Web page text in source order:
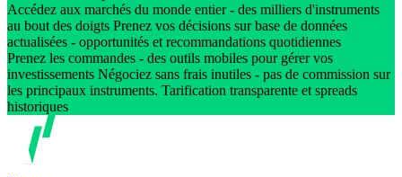
Accédez aux marchés du monde entier - des milliers d'instruments
au bout des doigts Prenez vos décisions sur base de données
actualisées - opportunités et recommandations quotidiennes
Prenez les commandes - des outils mobiles pour gérer vos
investissements Négociez sans frais inutiles - pas de commission sur
les principaux instruments. Tarification transparente et spreads
historiques